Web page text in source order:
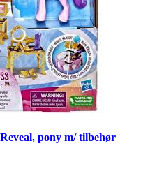
pony m/ tilbehør